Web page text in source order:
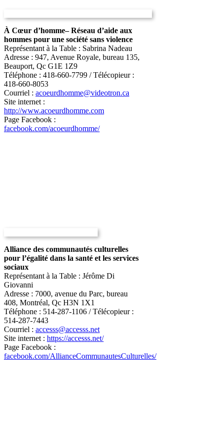
À Cœur d’homme– Réseau d’aide aux
hommes pour une société sans violence
Représentant à la Table : Sabrina Nadeau
Adresse : 947, Avenue Royale, bureau 135,
Beauport, Qc G1E 1Z9
Téléphone : 418-660-7799 / Télécopieur :
418-660-8053
Courriel : acoeurdhomme@videotron.ca
Site internet :
http://www.acoeurdhomme.com
Page Facebook :
facebook.com/acoeurdhomme/
Alliance des communautés culturelles
pour l’égalité dans la santé et les services
sociaux
Représentant à la Table : Jérôme Di
Giovanni
Adresse : 7000, avenue du Parc, bureau
408, Montréal, Qc H3N 1X1
Téléphone : 514-287-1106 / Télécopieur :
514-287-7443
Courriel : accesss@accesss.net
Site internet : https://accesss.net/
Page Facebook :
facebook.com/AllianceCommunautesCulturelles/